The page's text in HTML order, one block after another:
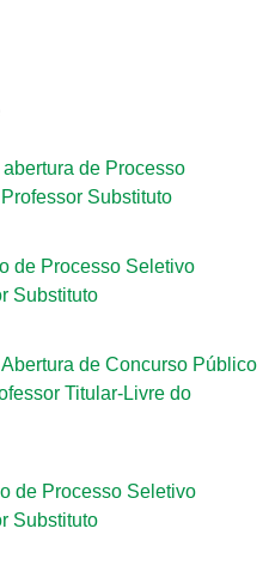
de Processo
Substituto
de Processo Seletivo
Substituto
de Concurso Público
Titular-Livre do
de Processo Seletivo
Substituto